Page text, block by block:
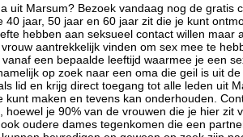
uit Marsum? Bezoek vandaag nog de gratis
40 jaar, 50 jaar en 60 jaar zit die je kunt
hebben aan seksueel contact willen maar
aantrekkelijk vinden om sex mee te
een bepaalde leeftijd waarmee je een
op zoek naar een oma die geil is uit
lid en krijg direct toegang tot alle leden uit
kunt maken en tevens kan onderhouden.
hoewel je 90% van de vrouwen die je hier zit
oudere dames tegenkomen die een